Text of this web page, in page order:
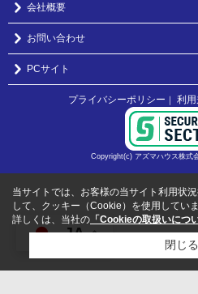
JA
会社概要
お問い合わせ
PCサイト
プライバシーポリシー ｜ 利
Copyright(c) アズマハウス株式
当サイトでは、お客様の当サイト利用状
して、クッキー（Cookie）を使用していま
詳しくは、当社の 「Cookieの取扱いにつ
閉じる